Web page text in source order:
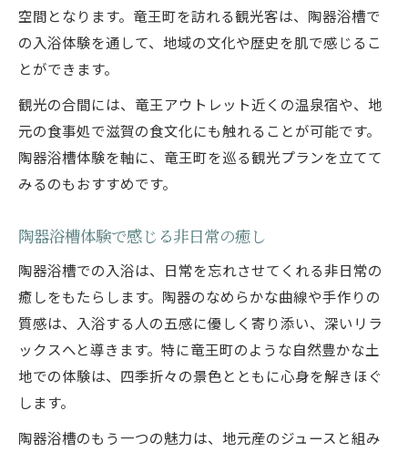
空間となります。竜王町を訪れる観光客は、陶器浴槽で
の入浴体験を通して、地域の文化や歴史を肌で感じるこ
とができます。
観光の合間には、竜王アウトレット近くの温泉宿や、地
元の食事処で滋賀の食文化にも触れることが可能です。
陶器浴槽体験を軸に、竜王町を巡る観光プランを立てて
みるのもおすすめです。
陶器浴槽体験で感じる非日常の癒し
陶器浴槽での入浴は、日常を忘れさせてくれる非日常の
癒しをもたらします。陶器のなめらかな曲線や手作りの
質感は、入浴する人の五感に優しく寄り添い、深いリラ
ックスへと導きます。特に竜王町のような自然豊かな土
地での体験は、四季折々の景色とともに心身を解きほぐ
します。
陶器浴槽のもう一つの魅力は、地元産のジュースと組み